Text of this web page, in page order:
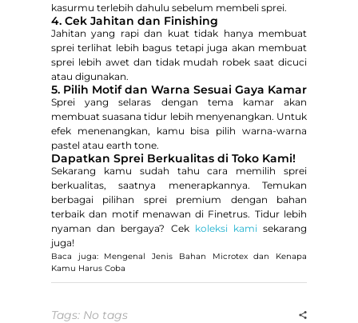
kasurmu terlebih dahulu sebelum membeli sprei.
4. Cek Jahitan dan Finishing
Jahitan yang rapi dan kuat tidak hanya membuat
sprei terlihat lebih bagus tetapi juga akan membuat
sprei lebih awet dan tidak mudah robek saat dicuci
atau digunakan.
5. Pilih Motif dan Warna Sesuai Gaya Kamar
Sprei yang selaras dengan tema kamar akan
membuat suasana tidur lebih menyenangkan. Untuk
efek menenangkan, kamu bisa pilih warna-warna
pastel atau earth tone.
Dapatkan Sprei Berkualitas di Toko Kami!
Sekarang kamu sudah tahu cara memilih sprei
berkualitas, saatnya menerapkannya. Temukan
berbagai pilihan sprei premium dengan bahan
terbaik dan motif menawan di Finetrus. Tidur lebih
nyaman dan bergaya? Cek koleksi kamisekarang
juga!
Baca juga: Mengenal Jenis Bahan Microtex dan Kenapa
Kamu Harus Coba
Tags: No tags